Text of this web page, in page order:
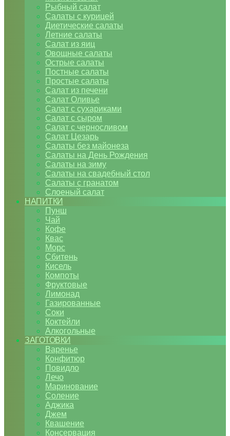
Рыбный салат
Салаты с курицей
Диетические салаты
Летние салаты
Салат из яиц
Овощные салаты
Острые салаты
Постные салаты
Простые салаты
Салат из печени
Салат Оливье
Салат с сухариками
Салат с сыром
Салат с черносливом
Салат Цезарь
Салаты без майонеза
Салаты на День Рождения
Салаты на зиму
Салаты на свадебный стол
Салаты с гранатом
Слоеный салат
НАПИТКИ
Пунш
Чай
Кофе
Квас
Морс
Сбитень
Кисель
Компоты
Фруктовые
Лимонад
Газированные
Соки
Коктейли
Алкогольные
ЗАГОТОВКИ
Варенье
Конфитюр
Повидло
Лечо
Маринование
Соление
Аджика
Джем
Квашение
Консервация